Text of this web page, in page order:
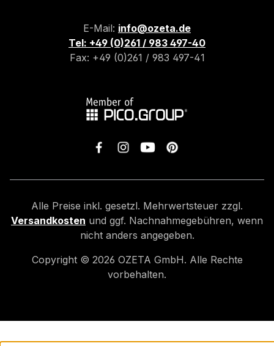
E-Mail: info@ozeta.de
Tel: +49 (0)261 / 983 497-40
Fax: +49 (0)261 / 983 497-41
Alle Preise inkl. gesetzl. Mehrwertsteuer zzgl.
Versandkosten und ggf. Nachnahmegebühren, wenn
nicht anders angegeben.
Copyright © 2026 OZETA GmbH. Alle Rechte
vorbehalten.